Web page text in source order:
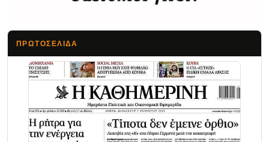
ΠΡΩΤΟΣΈΛΙΔΑ